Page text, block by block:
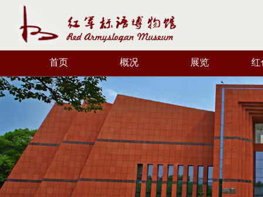
首页 概况 展览 红